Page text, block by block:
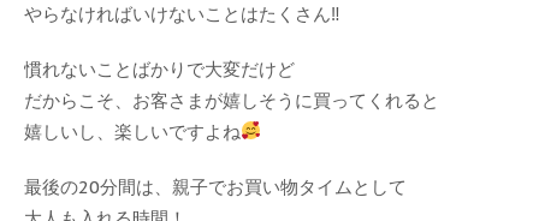
やらなければいけないことはたくさん‼︎
慣れないことばかりで大変だけど
だからこそ、お客さまが嬉しそうに買ってくれると
嬉しいし、楽しいですよね
最後の20分間は、親子でお買い物タイムとして